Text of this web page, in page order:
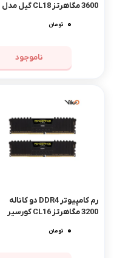
3600 مگاهرتز CL18 گیل مدل
0 تومان
ناموجود
رم کامپیوتر DDR4 دو کاناله
3200 مگاهرتز CL16 کورسیر
0 تومان